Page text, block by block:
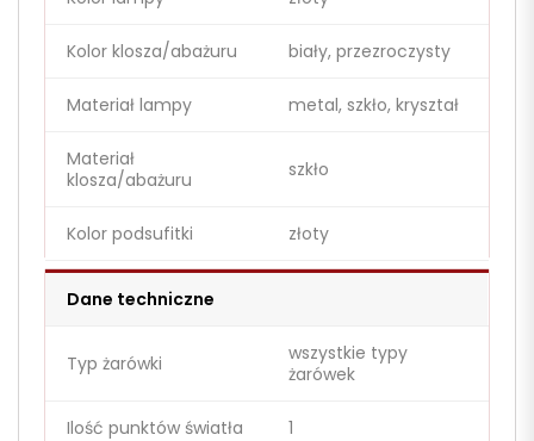
Kolor klosza/abażuru biały, przezroczysty
Materiał lampy metal, szkło, kryształ
Materiał
klosza/abażuru
szkło
Kolor podsufitki złoty
Dane techniczne
Typ żarówki
wszystkie typy
żarówek
Ilość punktów światła 1